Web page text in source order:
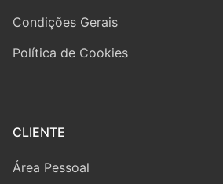
Condições Gerais
Política de Cookies
CLIENTE
Área Pessoal